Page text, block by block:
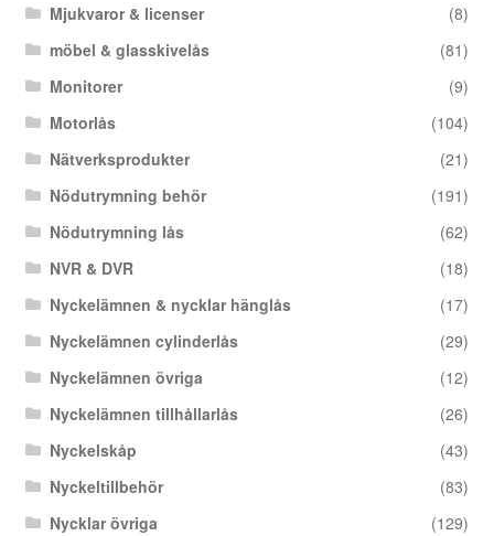
Mjukvaror & licenser
(8)
möbel & glasskivelås
(81)
Monitorer
(9)
Motorlås
(104)
Nätverksprodukter
(21)
Nödutrymning behör
(191)
Nödutrymning lås
(62)
NVR & DVR
(18)
Nyckelämnen & nycklar hänglås
(17)
Nyckelämnen cylinderlås
(29)
Nyckelämnen övriga
(12)
Nyckelämnen tillhållarlås
(26)
Nyckelskåp
(43)
Nyckeltillbehör
(83)
Nycklar övriga
(129)